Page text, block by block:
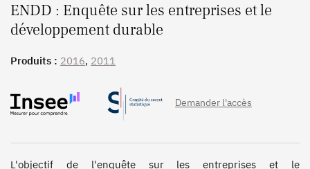
ENDD : Enquête sur les entreprises et le
développement durable
Produits : 2016, 2011
Demander l'accès
L'objectif de l'enquête sur les entreprises et le